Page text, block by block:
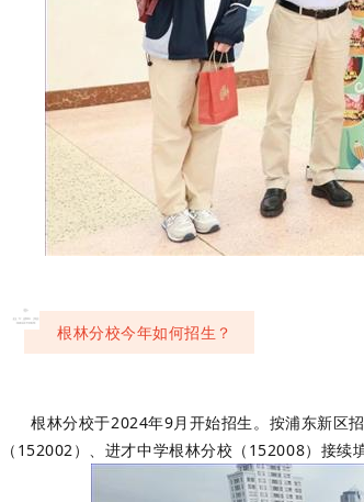
03
根林分校今年如何招生？
根林分校于2024年9月开始招生。按浦东新区
（152002）、进才中学根林分校（152008）接续填